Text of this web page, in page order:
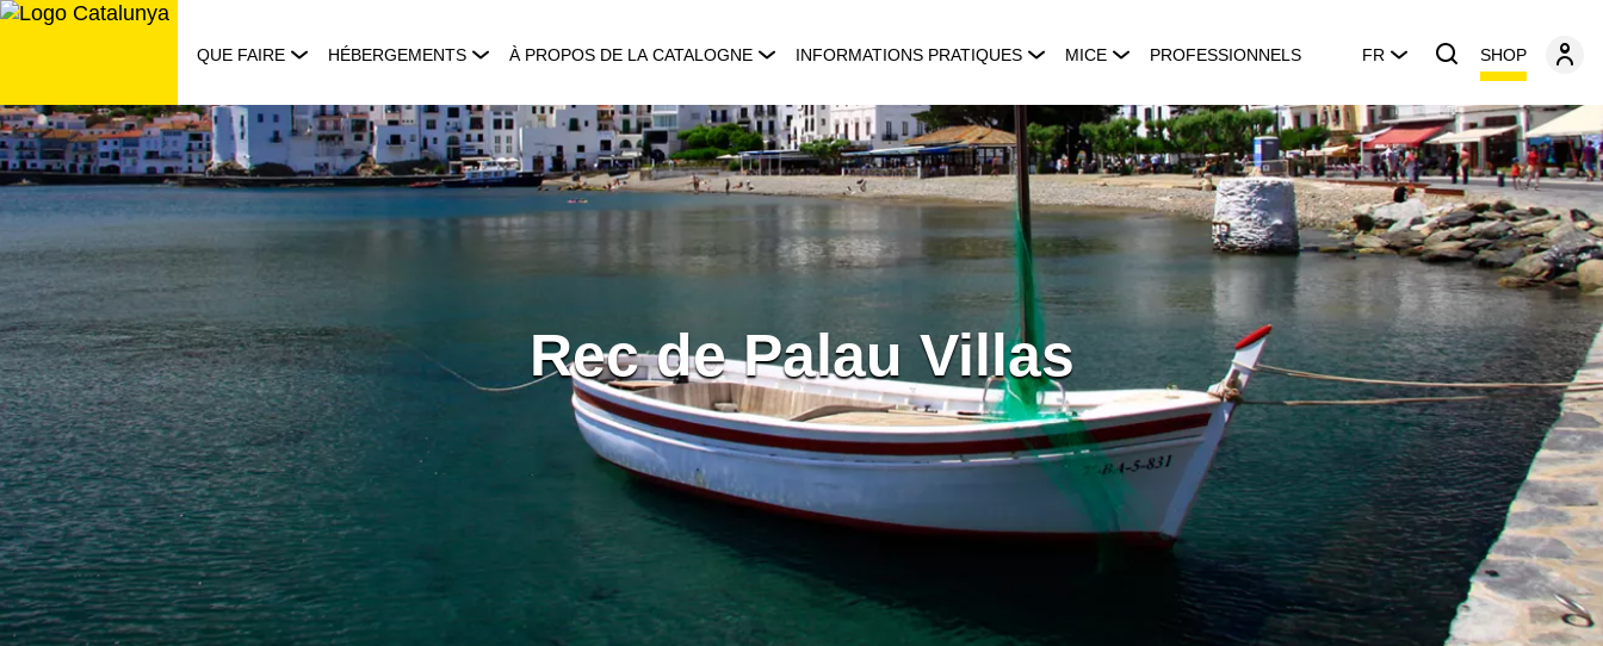
Aller
QUE FAIRE HÉBERGEMENTS À PROPOS DE LA CATALOGNE INFORMATIONS PRATIQUES MICE PROFESSIONNELS FR SHOP
Rec de Palau Villas